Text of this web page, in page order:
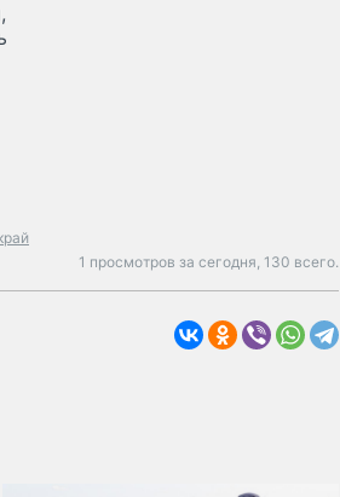
1 просмотров за сегодня, 130 всего.